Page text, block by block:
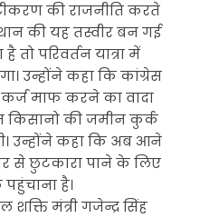
की राजनीति करते
की यह तस्वीर बन गई
परिवर्तन यात्रा में
उन्होंने कहा कि कांग्रेस
कर्ज माफ करने का वादा
की जमीन कुर्क
उन्होंने कहा कि अब आने
से छुटकारा पाने के लिए
पहुंचाना है।
शक्ति मंत्री गजेन्द्र सिंह